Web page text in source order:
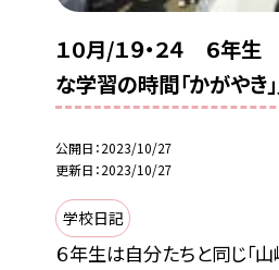
１０月/１９・２４ ６年
な学習の時間「かがやき
公開日 2023/10/27
更新日 2023/10/27
学校日記
６年生は自分たちと同じ「山